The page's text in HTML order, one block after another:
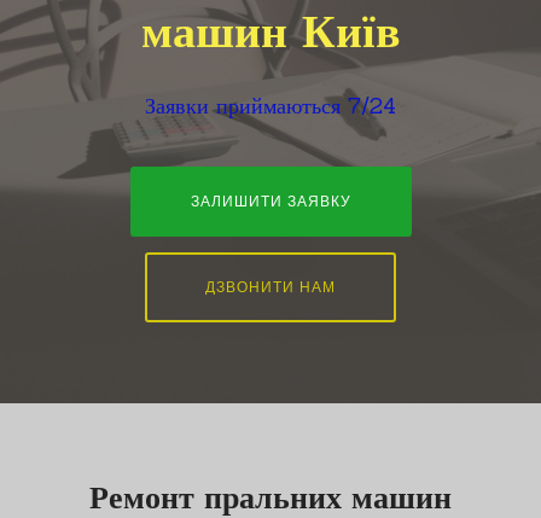
машин Київ
Заявки приймаються 7/24
ЗАЛИШИТИ ЗАЯВКУ
ДЗВОНИТИ НАМ
Ремонт пральних машин